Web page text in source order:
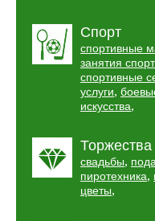
Спорт
спортивные
занятия
спортивные
услуги,
искусства,
Торжества
свадьбы,
пиротехника,
цветы,